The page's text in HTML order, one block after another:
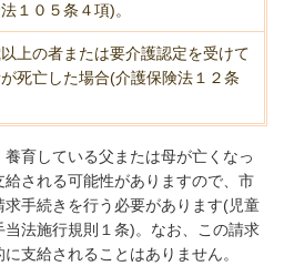
１０５条４項)。
以上の者または要介護認定を受けて
死亡した場合(介護保険法１２条
育している父または母が亡くなっ
される可能性がありますので、市
手続きを行う必要があります(児童
法施行規則１条)。なお、この請求
支給されることはありません。